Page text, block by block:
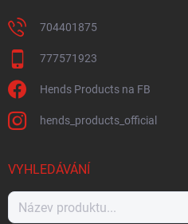
704401875
777571923
Hends Products na FB
hends_products_official
VYHLEDÁVÁNÍ